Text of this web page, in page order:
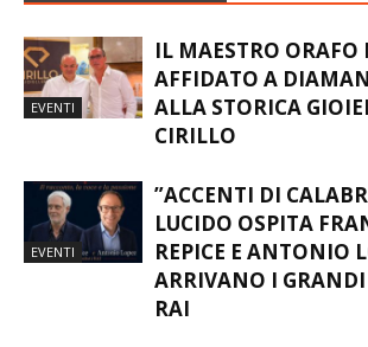
EVENTI
IL MAESTRO ORAFO
AFFIDATO A
ALLA STORICA
CIRILLO
EVENTI
​”ACCENTI DI
LUCIDO OSPITA
REPICE E ANTONIO
ARRIVANO I
RAI